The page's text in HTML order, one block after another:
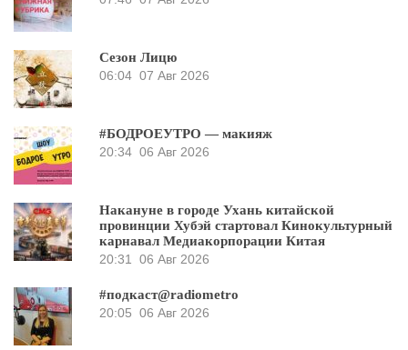
Сезон Лицю
06:04 07 Авг 2026
#БОДРОЕУТРО — макияж
20:34 06 Авг 2026
Накануне в городе Ухань китайской
провинции Хубэй стартовал Кинокультурный
карнавал Медиакорпорации Китая
20:31 06 Авг 2026
#подкаст@radiometro
20:05 06 Авг 2026